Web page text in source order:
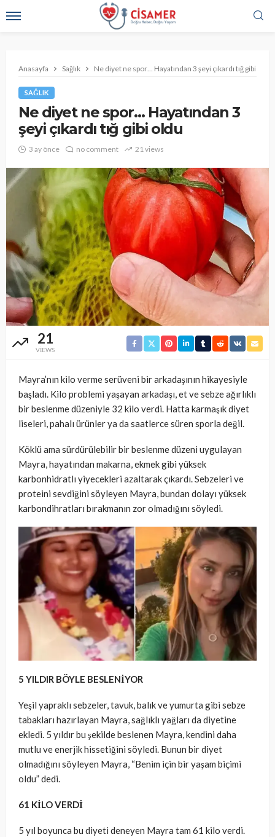
Anasayfa Sağlık Ne diyet ne spor… Hayatından 3 şeyi çıkardı tığ gibi oldu
SAĞLIK
Ne diyet ne spor… Hayatından 3
şeyi çıkardı tığ gibi oldu
3 ay önce no comment 21 views
21
VIEWS
Mayra’nın kilo verme serüveni bir arkadaşının hikayesiyle
başladı. Kilo problemi yaşayan arkadaşı, et ve sebze ağırlıklı
bir beslenme düzeniyle 32 kilo verdi. Hatta karmaşık diyet
liseleri, pahalı ürünler ya da saatlerce süren sporla değil.
Köklü ama sürdürülebilir bir beslenme düzeni uygulayan
Mayra, hayatından makarna, ekmek gibi yüksek
karbonhidratlı yiyecekleri azaltarak çıkardı. Sebzeleri ve
proteini sevdiğini söyleyen Mayra, bundan dolayı yüksek
karbondihratları bırakmanın zor olmadığını söyledi.
5 YILDIR BÖYLE BESLENİYOR
Yeşil yapraklı sebzeler, tavuk, balık ve yumurta gibi sebze
tabakları hazırlayan Mayra, sağlıklı yağları da diyetine
ekledi. 5 yıldır bu şekilde beslenen Mayra, kendini daha
mutlu ve enerjik hissetiğini söyledi. Bunun bir diyet
olmadığını söyleyen Mayra, “Benim için bir yaşam biçimi
oldu” dedi.
61 KİLO VERDİ
5 yıl boyunca bu diyeti deneyen Mayra tam 61 kilo verdi.